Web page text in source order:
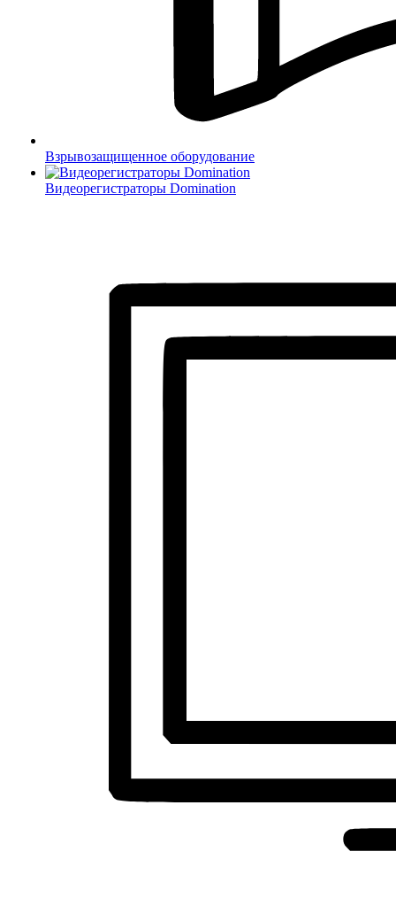
Взрывозащищенное оборудование
Видеорегистраторы Domination